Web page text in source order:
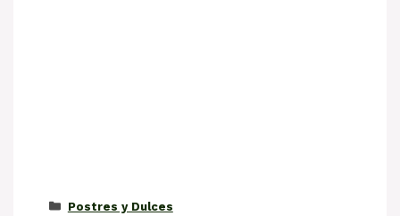
Categorías
Postres y Dulces